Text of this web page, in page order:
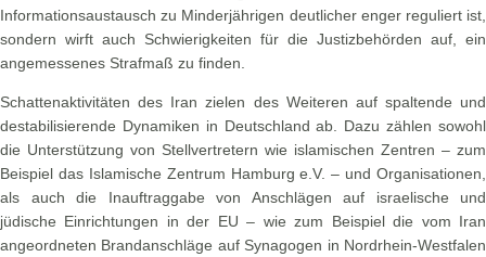
Informationsaustausch zu Minderjährigen deutlicher enger reguliert ist,
sondern wirft auch Schwierigkeiten für die Justizbehörden auf, ein
angemessenes Strafmaß zu finden.
Schattenaktivitäten des Iran zielen des Weiteren auf spaltende und
destabilisierende Dynamiken in Deutschland ab. Dazu zählen sowohl
die Unterstützung von Stellvertretern wie islamischen Zentren – zum
Beispiel das Islamische Zentrum Hamburg e.V. – und Organisationen,
als auch die Inauftraggabe von Anschlägen auf israelische und
jüdische Einrichtungen in der EU – wie zum Beispiel die vom Iran
angeordneten Brandanschläge auf Synagogen in Nordrhein-Westfalen